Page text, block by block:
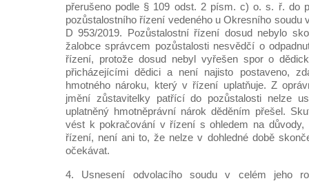
přerušeno podle § 109 odst. 2 písm. c) o. s. ř. do
pozůstalostního řízení vedeného u Okresního soudu
D 953/2019. Pozůstalostní řízení dosud nebylo
žalobce správcem pozůstalosti nesvědčí o
řízení, protože dosud nebyl vyřešen spor o
přicházejícími dědici a není najisto postaveno,
hmotného nároku, který v řízení uplatňuje. Z
jmění zůstavitelky patřící do pozůstalosti nelze
uplatněný hmotněprávní nárok děděním přešel.
vést k pokračování v řízení s ohledem na důvody,
řízení, není ani to, že nelze v dohledné době
očekávat.
4. Usnesení odvolacího soudu v celém jeho